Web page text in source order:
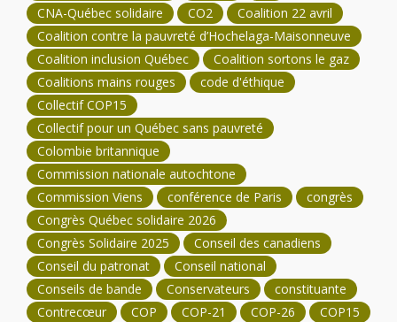
CNA-Québec solidaire
CO2
Coalition 22 avril
Coalition contre la pauvreté d’Hochelaga-Maisonneuve
Coalition inclusion Québec
Coalition sortons le gaz
Coalitions mains rouges
code d'éthique
Collectif COP15
Collectif pour un Québec sans pauvreté
Colombie britannique
Commission nationale autochtone
Commission Viens
conférence de Paris
congrès
Congrès Québec solidaire 2026
Congrès Solidaire 2025
Conseil des canadiens
Conseil du patronat
Conseil national
Conseils de bande
Conservateurs
constituante
Contrecœur
COP COP-21 COP-26
COP15